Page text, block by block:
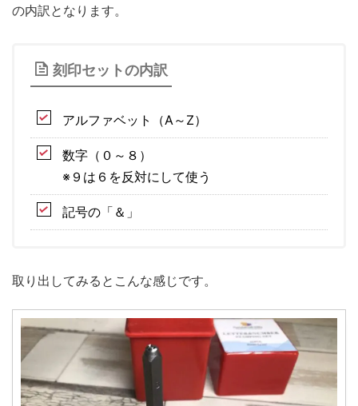
の内訳となります。
刻印セットの内訳
アルファベット（A～Z）
数字（０～８）
※９は６を反対にして使う
記号の「＆」
取り出してみるとこんな感じです。